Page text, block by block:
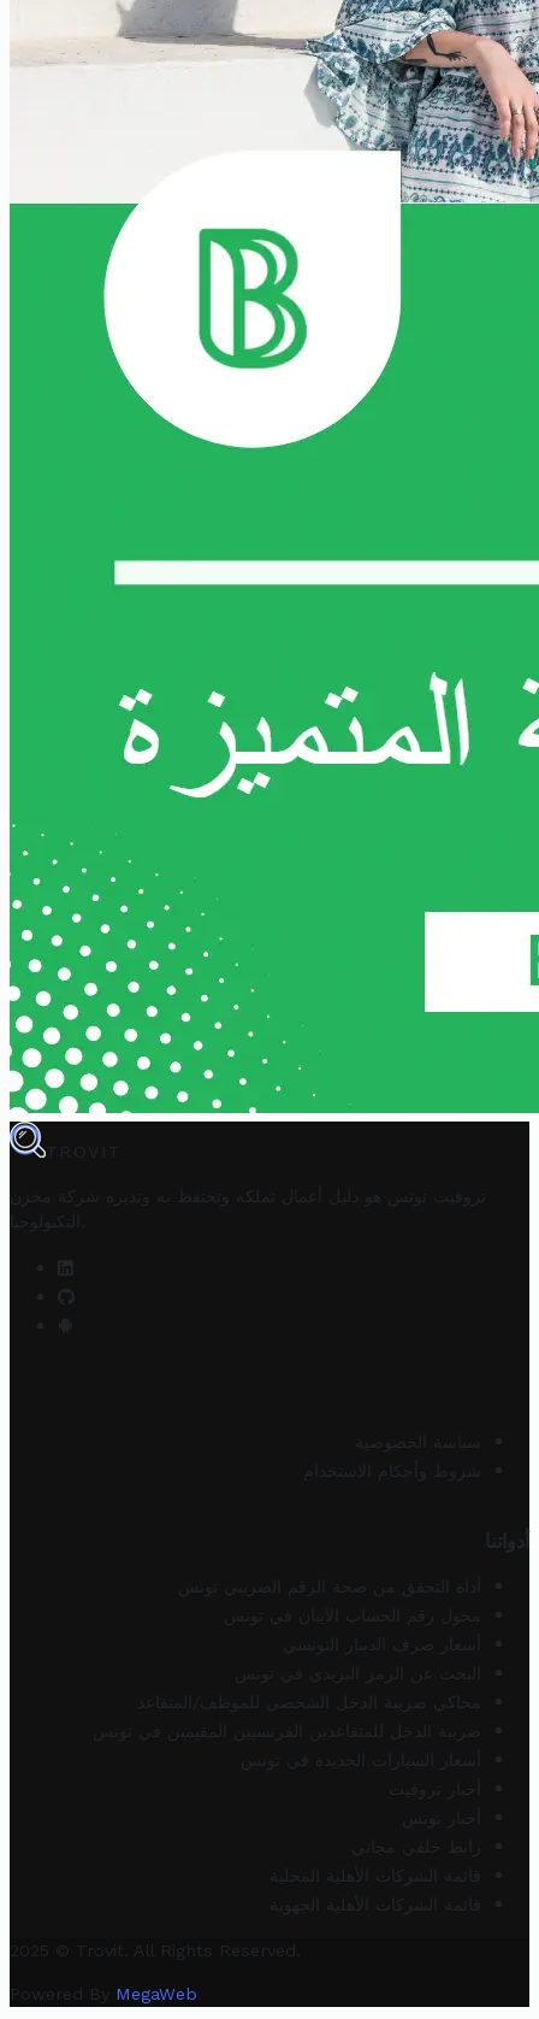
TROVIT
تروفيت تونس هو دليل أعمال تملكه وتحتفظ به وتديره
شركة مخزن
التكنولوجيا
سياسة الخصوصية
شروط وأحكام الاستخدام
أدواتنا
أداة التحقق من صحة الرقم الضريبي تونس
محول رقم الحساب الآيبان في تونس
أسعار صرف الدينار التونسي
البحث عن الرمز البريدي في تونس
محاكي ضريبة الدخل الشخصي للموظف/المتقاعد
ضريبة الدخل للمتقاعدين الفرنسيين المقيمين في تونس
أسعار السيارات الجديدة في تونس
أخبار تروفيت
أخبار تونس
رابط خلفي مجاني
قائمة الشركات الأهلية المحلية
قائمة الشركات الأهلية الجهوية
2025 © Trovit. All Rights Reserved.
Powered By MegaWeb